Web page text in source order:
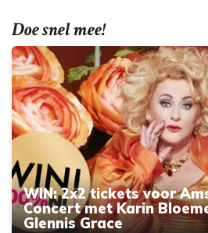
Doe snel mee!
WIN: 2x2 tickets voor
Concert met Karin
Glennis Grace